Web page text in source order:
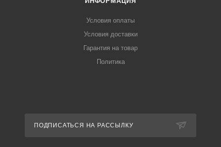
Условия оплаты
Условия доставки
Гарантия на товар
Политика
ПОДПИСАТЬСЯ НА РАССЫЛКУ